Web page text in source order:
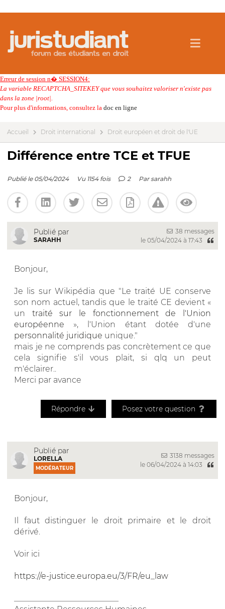
Erreur de session n� SESSION4:
La variable RECAPTCHA_SITEKEY que vous souhaitez valoriser n'existe pas
dans la zone |root|.
Pour plus d'informations, consultez la doc en ligne
Accueil Droit international Droit européen et droit de l'UE
Différence entre TCE et TFUE
Publié le 05/04/2024 Vu 1154 fois 2 Par sarahh
Publié par
SARAHH
38 messages
le 05/04/2024 à 17:43
Bonjour,
Je lis sur Wikipédia que "Le traité UE conserve
son nom actuel, tandis que le traité CE devient «
un traité sur le fonctionnement de l'Union
européenne », l'Union étant dotée d'une
personnalité juridique unique."
mais je ne comprends pas concrètement ce que
cela signifie s'il vous plait, si qlq un peut
m'éclairer..
Merci par avance
Répondre Posez votre question
Publié par
LORELLA
MODÉRATEUR
3138 messages
le 06/04/2024 à 14:03
Bonjour,
Il faut distinguer le droit primaire et le droit
dérivé.
Voir ici
https://e-justice.europa.eu/3/FR/eu_law